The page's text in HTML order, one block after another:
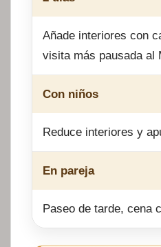
Añade interiores con
visita más pausada al
Con niños
Reduce interiores y
En pareja
Paseo de tarde, cena